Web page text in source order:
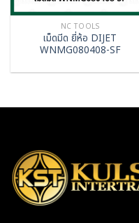
NC TOOLS
เม็ดมีด ยี่ห้อ DIJET
WNMG080408-SF